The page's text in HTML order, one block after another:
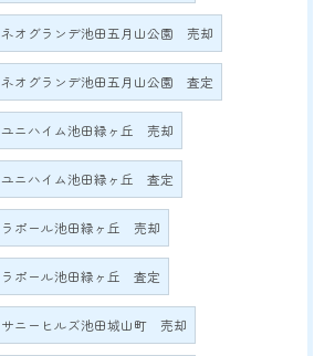
ネオグランデ池田五月山公園 売却
ネオグランデ池田五月山公園 査定
ユニハイム池田緑ヶ丘 売却
ユニハイム池田緑ヶ丘 査定
ラポール池田緑ヶ丘 売却
ラポール池田緑ヶ丘 査定
サニーヒルズ池田城山町 売却